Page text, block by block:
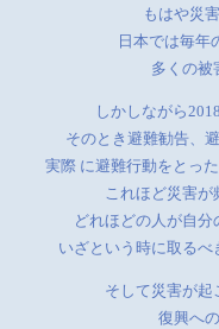
もはや災
日本では毎年
多くの被
しかしながら
そのとき避難勧告、
実際 に避難行動をとっ
これほど災害が
どれほどの人が自分
いざという時に取るべ
そして災害が起
復興へ